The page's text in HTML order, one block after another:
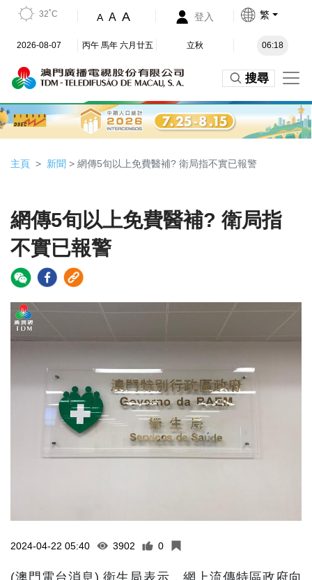
32˚C A A A 登入 繁
2026-08-07 丙午 馬年 六月廿五 立秋 06:18
搜尋
主頁 新聞 > 網傳5旬以上免費醫補? 衛局指不實已報警
網傳5旬以上免費醫補? 衛局指
不實已報警
2024-04-22 05:40 3902 0
(澳門電台消息) 衛生局表示，網上流傳特區政府向